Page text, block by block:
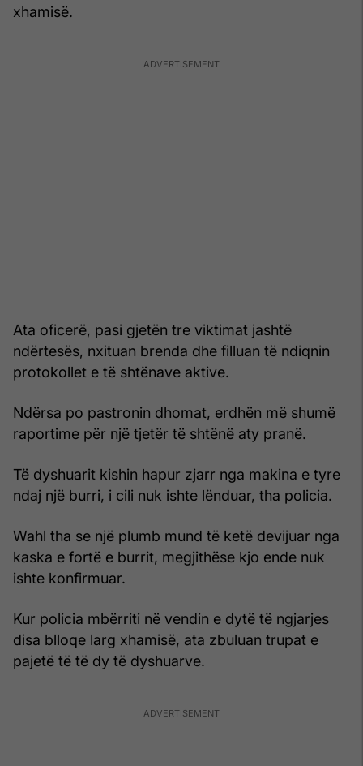
xhamisë.
Ata oficerë, pasi gjetën tre viktimat jashtë
ndërtesës, nxituan brenda dhe filluan të ndiqnin
protokollet e të shtënave aktive.
Ndërsa po pastronin dhomat, erdhën më shumë
raportime për një tjetër të shtënë aty pranë.
Të dyshuarit kishin hapur zjarr nga makina e tyre
ndaj një burri, i cili nuk ishte lënduar, tha policia.
Wahl tha se një plumb mund të ketë devijuar nga
kaska e fortë e burrit, megjithëse kjo ende nuk
ishte konfirmuar.
Kur policia mbërriti në vendin e dytë të ngjarjes
disa blloqe larg xhamisë, ata zbuluan trupat e
pajetë të të dy të dyshuarve.